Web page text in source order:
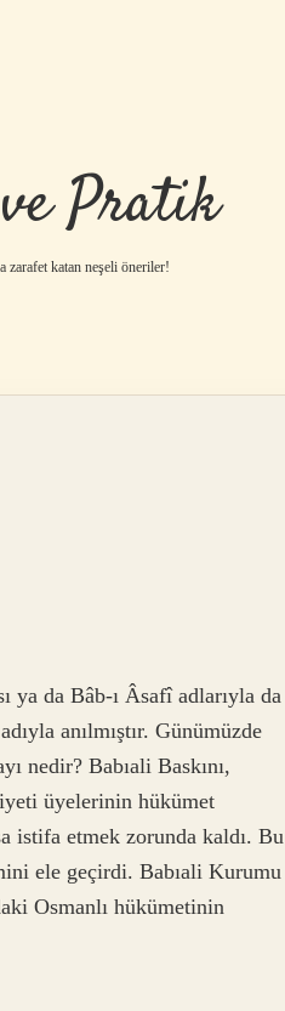
Pratik
zarafet katan neşeli öneriler!
ya da Bâb-ı Âsafî adlarıyla da
anılmıştır. Günümüzde
nedir? Babıali Baskını,
üyelerinin hükümet
istifa etmek zorunda kaldı. Bu
ele geçirdi. Babıali Kurumu
Osmanlı hükümetinin